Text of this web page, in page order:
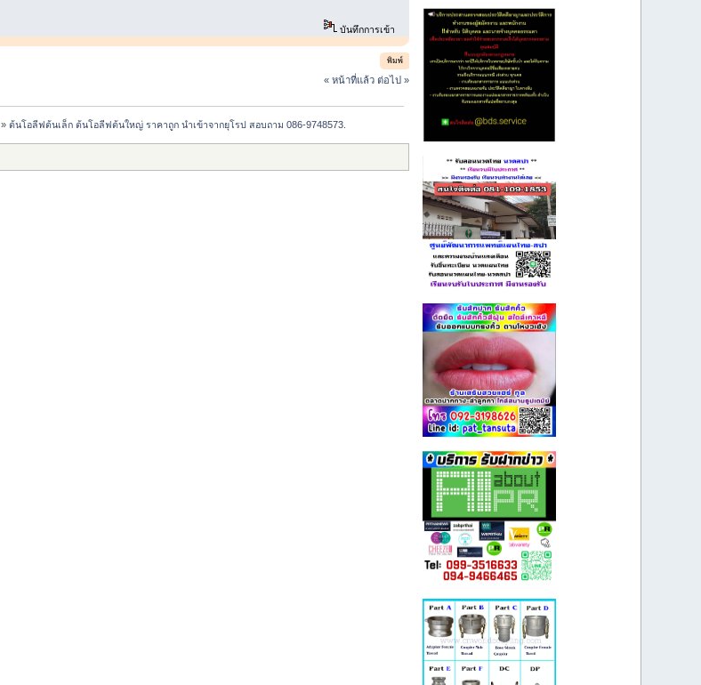
บันทึกการเข้า
พิมพ์
« หน้าที่แล้ว ต่อไป »
»ต้นโอลีฟต้นเล็ก ต้นโอลีฟต้นใหญ่ ราคาถูก นำเข้าจากยุโรป สอบถาม 086-9748573.